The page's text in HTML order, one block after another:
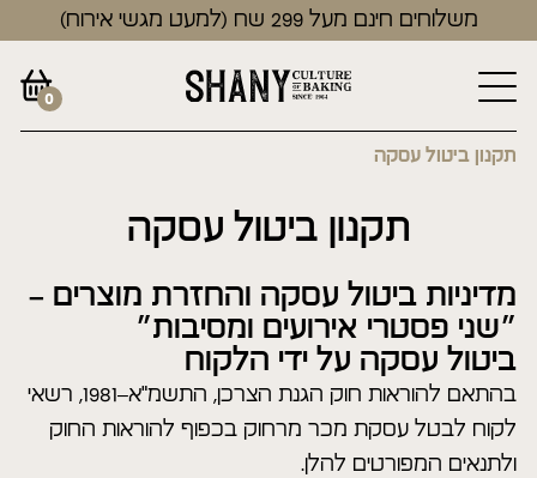
משלוחים חינם מעל 299 שח (למעט מגשי אירוח)
0
תקנון ביטול עסקה
תקנון ביטול עסקה
מדיניות ביטול עסקה והחזרת מוצרים –
״שני פסטרי אירועים ומסיבות״
ביטול עסקה על ידי הלקוח
בהתאם להוראות חוק הגנת הצרכן, התשמ"א–1981, רשאי
לקוח לבטל עסקת מכר מרחוק בכפוף להוראות החוק
ולתנאים המפורטים להלן.